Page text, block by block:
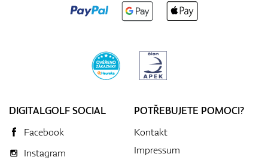
DIGITALGOLF SOCIAL
Facebook
Instagram
POTŘEBUJETE POMOCI?
Kontakt
Impressum